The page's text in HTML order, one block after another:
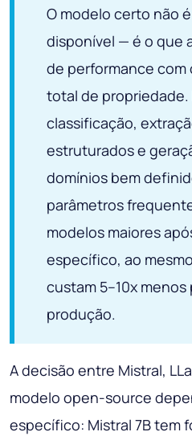
O modelo certo não
disponível — é o que
de performance com
total de propriedade.
classificação,
estruturados e
domínios bem
parâmetros
modelos maiores
específico, ao
custam 5–10x menos
produção.
A decisão entre Mistral,
modelo open-source
específico: Mistral 7B tem